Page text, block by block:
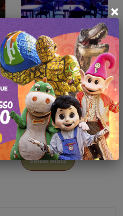
Saiba Mais
C'est Miuex - Fondue
Saiba Mais
×